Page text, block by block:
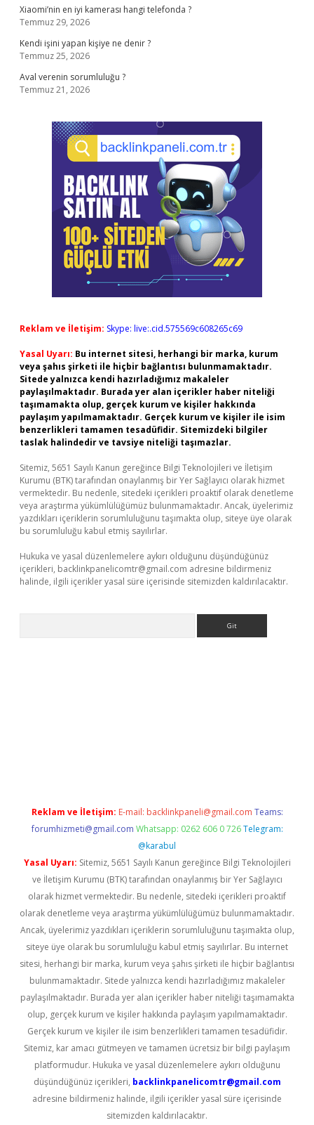
Xiaomi’nin en iyi kamerası hangi telefonda ?
Temmuz 29, 2026
Kendi işini yapan kişiye ne denir ?
Temmuz 25, 2026
Aval verenin sorumluluğu ?
Temmuz 21, 2026
Reklam ve İletişim: Skype: live:.cid.575569c608265c69
Yasal Uyarı: Bu internet sitesi, herhangi bir marka, kurum
veya şahıs şirketi ile hiçbir bağlantısı bulunmamaktadır.
Sitede yalnızca kendi hazırladığımız makaleler
paylaşılmaktadır. Burada yer alan içerikler haber niteliği
taşımamakta olup, gerçek kurum ve kişiler hakkında
paylaşım yapılmamaktadır. Gerçek kurum ve kişiler ile isim
benzerlikleri tamamen tesadüfidir. Sitemizdeki bilgiler
taslak halindedir ve tavsiye niteliği taşımazlar.
Sitemiz, 5651 Sayılı Kanun gereğince Bilgi Teknolojileri ve İletişim
Kurumu (BTK) tarafından onaylanmış bir Yer Sağlayıcı olarak hizmet
vermektedir. Bu nedenle, sitedeki içerikleri proaktif olarak denetleme
veya araştırma yükümlülüğümüz bulunmamaktadır. Ancak, üyelerimiz
yazdıkları içeriklerin sorumluluğunu taşımakta olup, siteye üye olarak
bu sorumluluğu kabul etmiş sayılırlar.
Hukuka ve yasal düzenlemelere aykırı olduğunu düşündüğünüz
içerikleri, backlinkpanelicomtr@gmail.com adresine bildirmeniz
halinde, ilgili içerikler yasal süre içerisinde sitemizden kaldırılacaktır.
Reklam ve İletişim: E-mail: backlinkpaneli@gmail.com Teams:
forumhizmeti@gmail.com Whatsapp: 0262 606 0 726 Telegram:
@karabul
Yasal Uyarı: Sitemiz, 5651 Sayılı Kanun gereğince Bilgi Teknolojileri
ve İletişim Kurumu (BTK) tarafından onaylanmış bir Yer Sağlayıcı
olarak hizmet vermektedir. Bu nedenle, sitedeki içerikleri proaktif
olarak denetleme veya araştırma yükümlülüğümüz bulunmamaktadır.
Ancak, üyelerimiz yazdıkları içeriklerin sorumluluğunu taşımakta olup,
siteye üye olarak bu sorumluluğu kabul etmiş sayılırlar. Bu internet
sitesi, herhangi bir marka, kurum veya şahıs şirketi ile hiçbir bağlantısı
bulunmamaktadır. Sitede yalnızca kendi hazırladığımız makaleler
paylaşılmaktadır. Burada yer alan içerikler haber niteliği taşımamakta
olup, gerçek kurum ve kişiler hakkında paylaşım yapılmamaktadır.
Gerçek kurum ve kişiler ile isim benzerlikleri tamamen tesadüfidir.
Sitemiz, kar amacı gütmeyen ve tamamen ücretsiz bir bilgi paylaşım
platformudur. Hukuka ve yasal düzenlemelere aykırı olduğunu
düşündüğünüz içerikleri, backlinkpanelicomtr@gmail.com
adresine bildirmeniz halinde, ilgili içerikler yasal süre içerisinde
sitemizden kaldırılacaktır.